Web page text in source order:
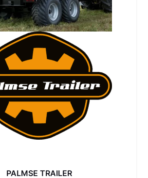
PALMSE TRAILER